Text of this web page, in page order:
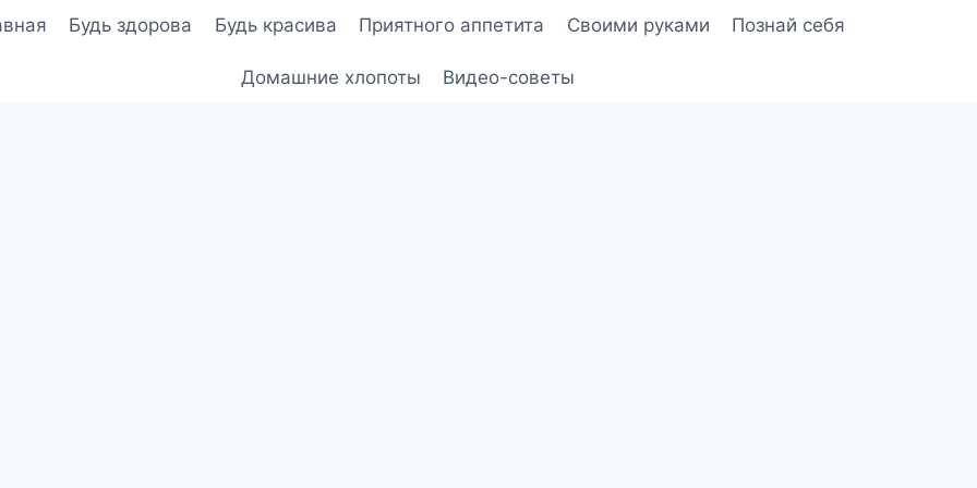
Будь здорова Будь красива Приятного аппетита Своими руками Познай себя
Домашние хлопоты Видео-советы